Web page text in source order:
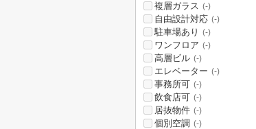
複層ガラス (-)
自由設計対応 (-)
駐車場あり (-)
ワンフロア (-)
高層ビル (-)
エレベーター (-)
事務所可 (-)
飲食店可 (-)
居抜物件 (-)
個別空調 (-)